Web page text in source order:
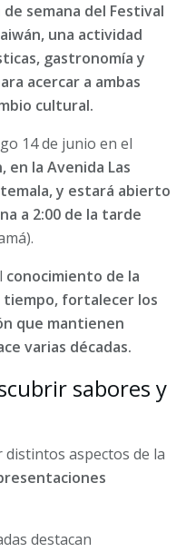
semana del Festival
una actividad
gastronomía y
acercar a ambas
cultural.
14 de junio en el
en la Avenida Las
y estará abierto
a 2:00 de la tarde
conocimiento de la
tiempo, fortalecer los
que mantienen
varias décadas.
sabores y
aspectos de la
destacan